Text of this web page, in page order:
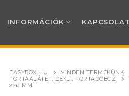
INFORMÁCIÓK KAPCSOLAT
EASYBOX.HU MINDEN TERMÉKÜNK
TORTAALÁTÉT, DEKLI, TORTADOBOZ
220 MM